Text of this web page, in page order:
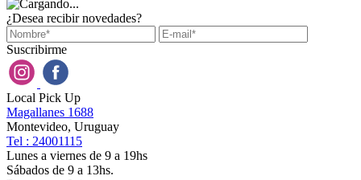
¿Desea recibir novedades?
Suscribirme
Local Pick Up
Magallanes 1688
Montevideo, Uruguay
Tel : 24001115
Lunes a viernes de 9 a 19hs
Sábados de 9 a 13hs.